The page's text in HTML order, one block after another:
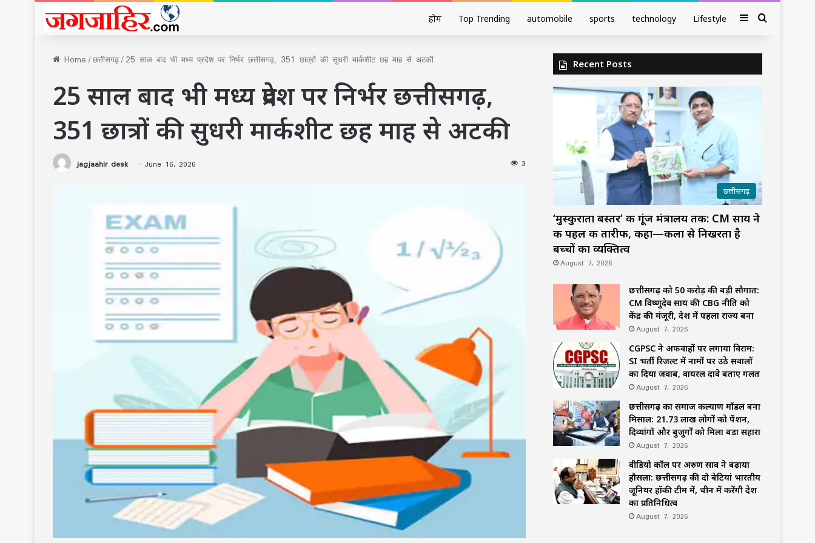
होम Top Trending automobile sports technology Lifestyle SidebarSearch
Home/छत्तीसगढ़/25 साल बाद भी मध्य प्रदेश पर निर्भर छत्तीसगढ़, 351 छात्रों की सुधरी मार्कशीट छह माह से अटकी
25 साल बाद भी मध्य प्रदेश पर निर्भर छत्तीसगढ़,
351 छात्रों की सुधरी मार्कशीट छह माह से अटकी
jagjaahir desk June 16, 2026 3
Recent Posts
छत्तीसगढ़
‘मुस्कुराता बस्तर’ की गूंज मंत्रालय तक: CM साय ने
की पहल की तारीफ, कहा—कला से निखरता है
बच्चों का व्यक्तित्व
August 7, 2026
छत्तीसगढ़ को 50 करोड़ की बड़ी सौगात:
CM विष्णुदेव साय की CBG नीति को
केंद्र की मंजूरी, देश में पहला राज्य बना
August 7, 2026
CGPSC ने अफवाहों पर लगाया विराम:
SI भर्ती रिजल्ट में नामों पर उठे सवालों
का दिया जवाब, वायरल दावे बताए गलत
August 7, 2026
छत्तीसगढ़ का समाज कल्याण मॉडल बना
मिसाल: 21.73 लाख लोगों को पेंशन,
दिव्यांगों और बुजुर्गों को मिला बड़ा सहारा
August 7, 2026
वीडियो कॉल पर अरुण साव ने बढ़ाया
हौसला: छत्तीसगढ़ की दो बेटियां भारतीय
जूनियर हॉकी टीम में, चीन में करेंगी देश
का प्रतिनिधित्व
August 7, 2026